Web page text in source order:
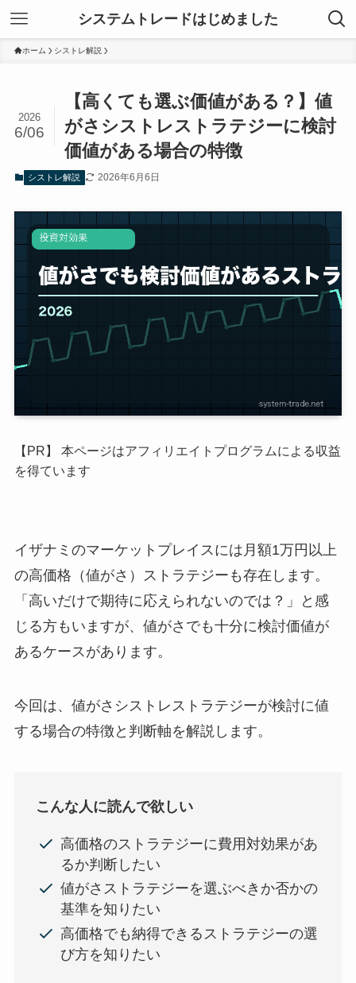
システムトレードはじめました
ホーム シストレ解説
【高くても選ぶ価値がある？】値
がさシストレストラテジーに検討
価値がある場合の特徴
2026
6/06
シストレ解説 2026年6月6日
【PR】 本ページはアフィリエイトプログラムによる収益
を得ています
イザナミのマーケットプレイスには月額1万円以上
の高価格（値がさ）ストラテジーも存在します。
「高いだけで期待に応えられないのでは？」と感
じる方もいますが、値がさでも十分に検討価値が
あるケースがあります。
今回は、値がさシストレストラテジーが検討に値
する場合の特徴と判断軸を解説します。
こんな人に読んで欲しい
高価格のストラテジーに費用対効果があ
るか判断したい
値がさストラテジーを選ぶべきか否かの
基準を知りたい
高価格でも納得できるストラテジーの選
び方を知りたい